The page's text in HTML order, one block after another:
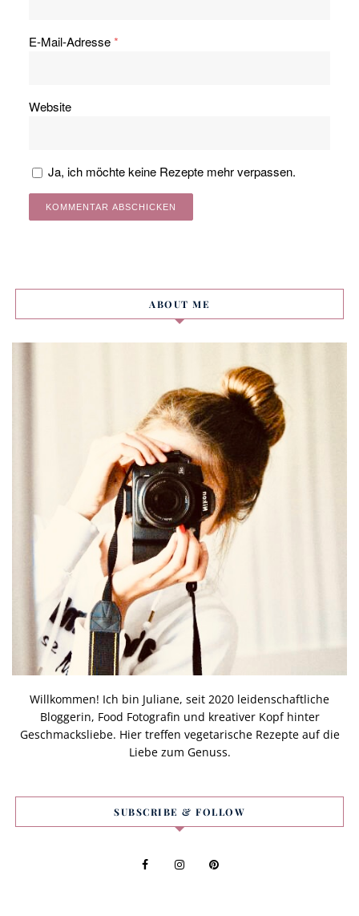
E-Mail-Adresse*
Website
Ja, ich möchte keine Rezepte mehr verpassen.
ABOUT ME
Willkommen! Ich bin Juliane, seit 2020 leidenschaftliche
Bloggerin, Food Fotografin und kreativer Kopf hinter
Geschmacksliebe. Hier treffen vegetarische Rezepte auf die
Liebe zum Genuss.
SUBSCRIBE & FOLLOW